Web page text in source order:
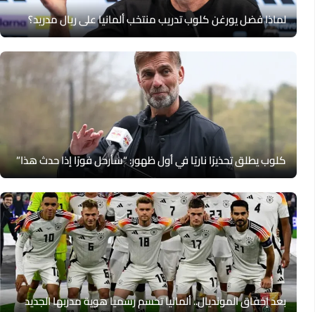
لماذا فضل يورغن كلوب تدريب منتخب ألمانيا على ريال مدريد؟
كلوب يطلق تحذيرًا ناريًا في أول ظهور: “سأرحل فورًا إذا حدث هذا”
بعد إخفاق المونديال.. ألمانيا تحسم رسميا هوية مدربها الجديد